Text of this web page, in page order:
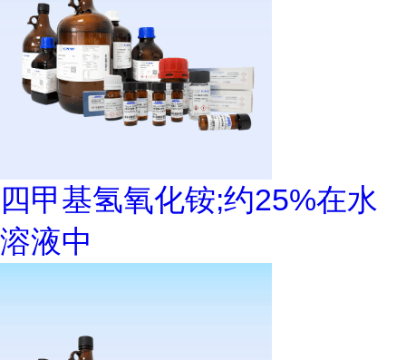
四甲基氢氧化铵;约25%在水
溶液中